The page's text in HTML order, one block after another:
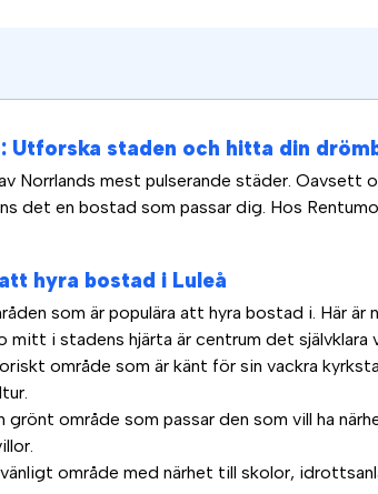
Utforska staden och hitta din
Norrlands mest pulserande städer.
det en bostad som passar dig. Hos
hyra bostad i Luleå
som är populära att hyra bostad i. Här
mitt i stadens hjärta är centrum det självklara
område som är känt för sin vackra
område som passar den som vill ha
område med närhet till skolor,